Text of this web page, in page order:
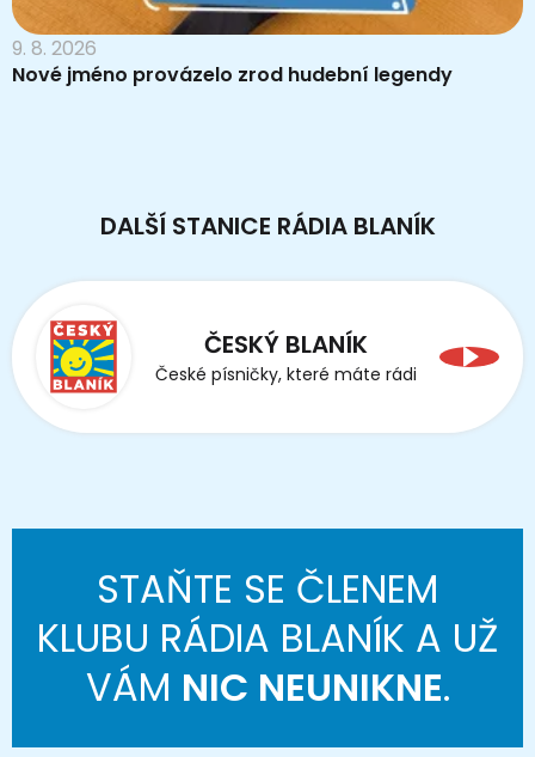
9. 8. 2026
Nové jméno provázelo zrod hudební legendy
DALŠÍ STANICE RÁDIA BLANÍK
ČESKÝ BLANÍK
České písničky, které máte rádi
STAŇTE SE ČLENEM
KLUBU RÁDIA BLANÍK A UŽ
VÁM NIC NEUNIKNE.